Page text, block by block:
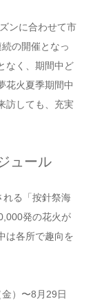
ンに合わせて市
の開催となっ
なく、期間中ど
花火夏季期間中
訪しても、充実
ュール
れる「按針祭海
発の花火が
は各所で趣向を
）〜8月29日